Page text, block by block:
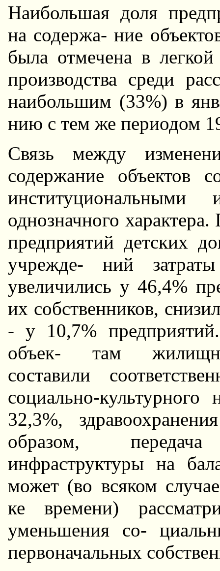
Hаибольшая доля
на содержа- ние
была отмечена в
производства среди
наибольшим (33%) в
нию с тем же периодом
Связь между
содержание объектов
однозначного
предприятий детских
учрежде- ний
увеличились у 46,4%
их собственников,
- у 10,7%
объек- там жилищно-
составили
социально-
32,3%,
образом,
инфраструктуры на
может (во всяком
ке времени)
уменьшения со-
первоначальных